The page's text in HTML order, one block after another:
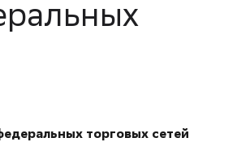
торговых сетей